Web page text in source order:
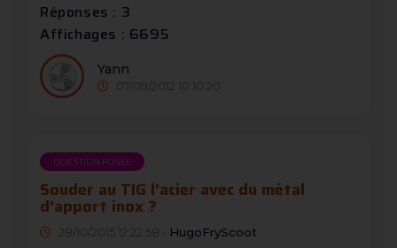
Réponses : 3
Affichages : 6695
Yann
07/09/2012 10:10:20
QUESTION POSÉE
Souder au TIG l'acier avec du métal
d'apport inox ?
28/10/2015 12:22:58 - HugoFryScoot